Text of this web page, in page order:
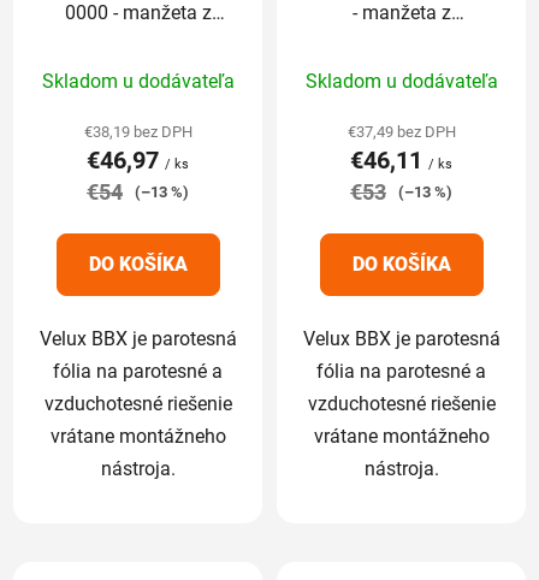
0000 - manžeta z
hodnotenie
produktu
je
5,0
5
hviezdičiek.
Skladom u dodávateľa
€38,19 bez DPH
€46,97 / ks
€54 (–13 %)
DO KOŠÍKA
Velux BBX je parotesná
fólia na parotesné a
vzduchotesné riešenie
vrátane montážneho
nástroja.
- manžeta z
hodnotenie
produktu
je
5,0
5
hviezdičiek.
Skladom u dodávateľa
€37,49 bez DPH
€46,11 / ks
€53 (–13 %)
DO KOŠÍKA
Velux BBX je parotesná
fólia na parotesné a
vzduchotesné riešenie
vrátane montážneho
nástroja.